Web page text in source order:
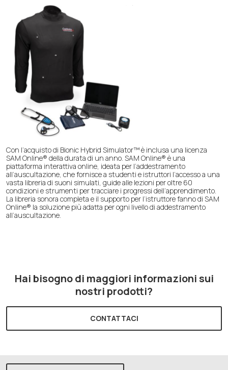
Con l’acquisto di Bionic Hybrid Simulator™ è inclusa una licenza
SAM Online® della durata di un anno. SAM Online® è una
piattaforma interattiva online, ideata per l’addestramento
all’auscultazione, che fornisce a studenti e istruttori l’accesso a una
vasta libreria di suoni simulati, guide alle lezioni per oltre 60
condizioni e strumenti per tracciare i progressi dell’apprendimento.
La libreria sonora completa e il supporto per l’istruttore fanno di SAM
Online® la soluzione più adatta per ogni livello di addestramento
all’auscultazione.
Hai bisogno di maggiori informazioni sui
nostri prodotti?
CONTATTACI